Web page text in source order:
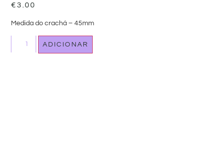
€3.00
Medida do crachá – 45mm
ADICIONAR